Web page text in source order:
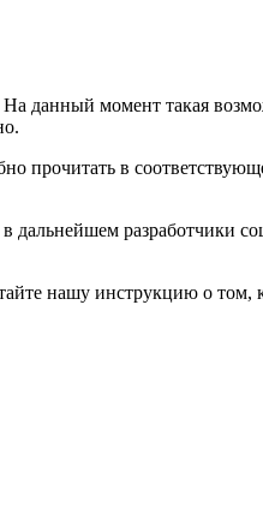
данный момент такая
в
дальнейшем разработчики
нашу инструкцию о том,